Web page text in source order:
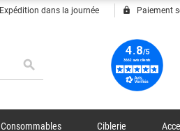
Expédition dans la journée lock Paiement
search
Consommables Ciblerie